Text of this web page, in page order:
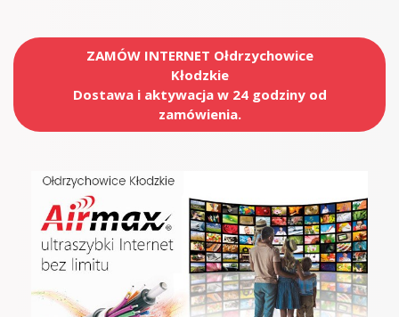
ZAMÓW INTERNET Ołdrzychowice
Kłodzkie
Dostawa i aktywacja w 24 godziny od
zamówienia.